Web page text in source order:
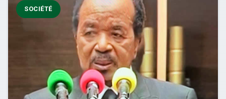
SOCIÉTÉ